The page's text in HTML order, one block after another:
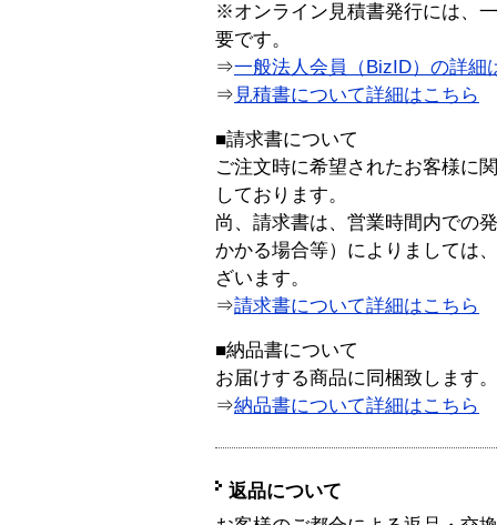
※オンライン見積書発行には、
要です。
⇒一般法人会員（BizID）の詳細
⇒ 見積書について詳細はこちら
■請求書について
ご注文時に希望されたお客様に
しております。
尚、請求書は、営業時間内での
かかる場合等）によりましては
ざいます。
⇒請求書について詳細はこちら
■納品書について
お届けする商品に同梱致します。
⇒納品書について詳細はこちら
返品について